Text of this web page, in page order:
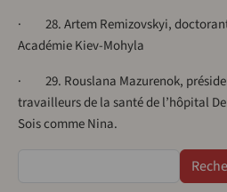
· 28. Artem Remizovskyi,
Académie Kiev-Mohyla
· 29. Rouslana Mazurenok,
travailleurs de la santé de l’hôpital
Sois comme Nina.